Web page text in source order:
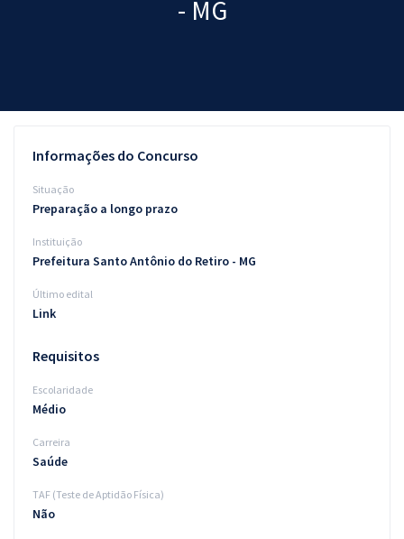
Questões grátis
Blog
Aprovados
- MG
Informações do Concurso
Situação
Preparação a longo prazo
Instituição
Prefeitura Santo Antônio do Retiro - MG
Último edital
Link
Requisitos
Escolaridade
Médio
Carreira
Saúde
TAF (Teste de Aptidão Física)
Não